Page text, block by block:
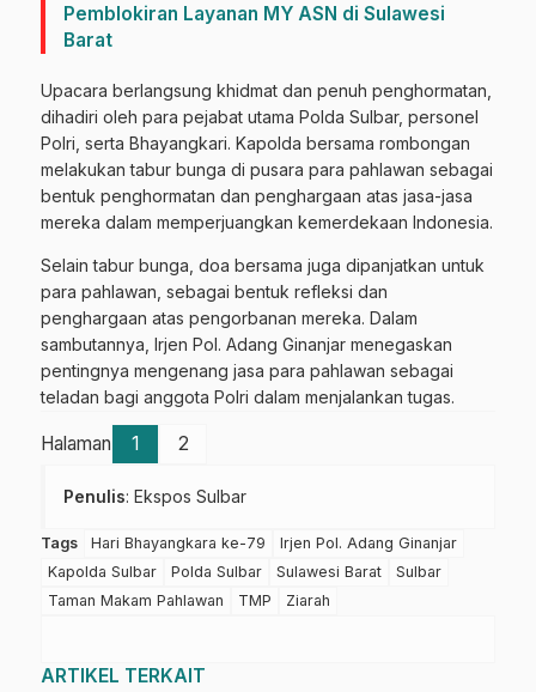
Pemblokiran Layanan MY ASN di Sulawesi
Barat
Upacara berlangsung khidmat dan penuh penghormatan,
dihadiri oleh para pejabat utama Polda Sulbar, personel
Polri, serta Bhayangkari. Kapolda bersama rombongan
melakukan tabur bunga di pusara para pahlawan sebagai
bentuk penghormatan dan penghargaan atas jasa-jasa
mereka dalam memperjuangkan kemerdekaan Indonesia.
Selain tabur bunga, doa bersama juga dipanjatkan untuk
para pahlawan, sebagai bentuk refleksi dan
penghargaan atas pengorbanan mereka. Dalam
sambutannya, Irjen Pol. Adang Ginanjar menegaskan
pentingnya mengenang jasa para pahlawan sebagai
teladan bagi anggota Polri dalam menjalankan tugas.
Halaman 1 2
Penulis: Ekspos Sulbar
Tags Hari Bhayangkara ke-79
Irjen Pol. Adang Ginanjar
Kapolda Sulbar
Polda Sulbar Sulawesi Barat
Sulbar
Taman Makam Pahlawan
TMP Ziarah
ARTIKEL TERKAIT